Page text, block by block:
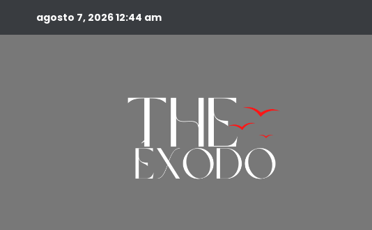
agosto 7, 202612:44 am